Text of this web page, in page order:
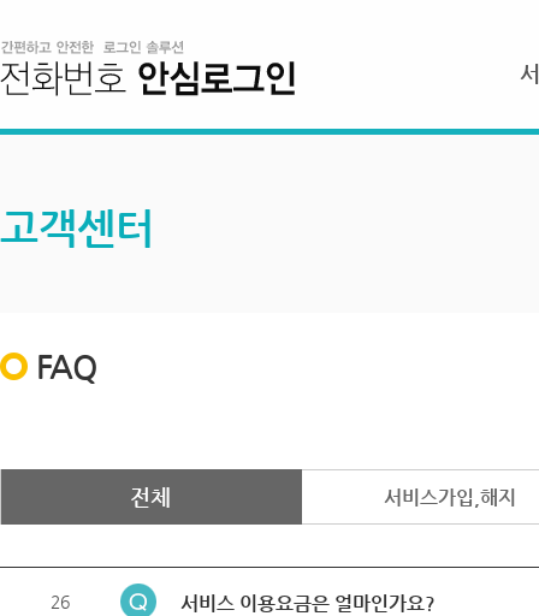
고객센터
FAQ
전체 서비스가입,해지
26 서비스 이용요금은 얼마인가요?